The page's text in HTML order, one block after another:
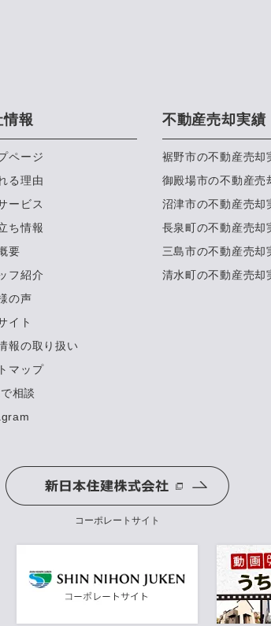
情報
ページ
る理由
ービス
ち情報
要
フ紹介
の声
イト
報の取り扱い
マップ
相談
不動産売却実績
裾野市の不動産売却
御殿場市の不動産売
沼津市の不動産売却
長泉町の不動産売却
三島市の不動産売却
清水町の不動産売却
コーポレートサイト